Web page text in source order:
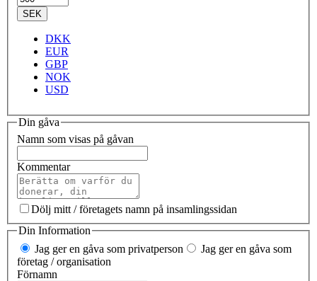
SEK
DKK
EUR
GBP
NOK
USD
Din gåva
Namn som visas på gåvan
Kommentar
Dölj mitt / företagets namn på insamlingssidan
Din Information
Jag ger en gåva som privatperson
Jag ger en gåva som
företag / organisation
Förnamn